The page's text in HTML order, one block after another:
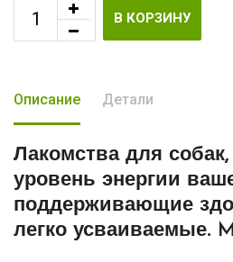
В КОРЗИНУ
Описание Детали
Лакомства для
уровень энергии
поддерживающие
легко усваиваемые.